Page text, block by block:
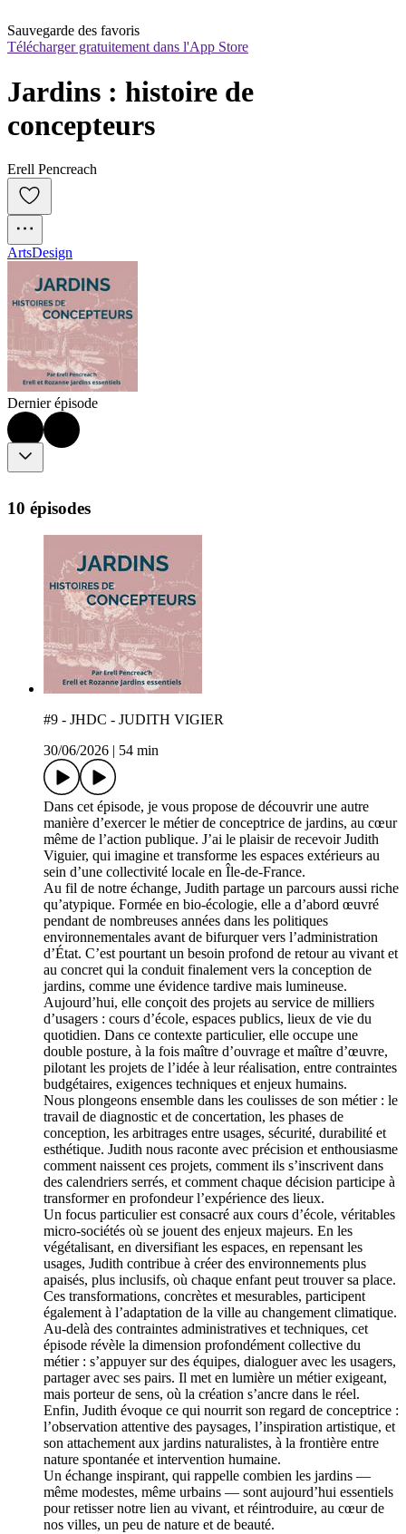
Sauvegarde des favoris
Télécharger gratuitement dans l'App Store
Jardins : histoire de
concepteurs
Erell Pencreach
ArtsDesign
Dernier épisode
10 épisodes
#9 - JHDC - JUDITH VIGIER
30/06/2026
54 min
Dans cet épisode, je vous propose de découvrir une autre
manière d’exercer le métier de conceptrice de jardins, au cœur
même de l’action publique. J’ai le plaisir de recevoir Judith
Viguier, qui imagine et transforme les espaces extérieurs au
sein d’une collectivité locale en Île-de-France.
Au fil de notre échange, Judith partage un parcours aussi riche
qu’atypique. Formée en bio-écologie, elle a d’abord œuvré
pendant de nombreuses années dans les politiques
environnementales avant de bifurquer vers l’administration
d’État. C’est pourtant un besoin profond de retour au vivant et
au concret qui la conduit finalement vers la conception de
jardins, comme une évidence tardive mais lumineuse.
Aujourd’hui, elle conçoit des projets au service de milliers
d’usagers : cours d’école, espaces publics, lieux de vie du
quotidien. Dans ce contexte particulier, elle occupe une
double posture, à la fois maître d’ouvrage et maître d’œuvre,
pilotant les projets de l’idée à leur réalisation, entre contraintes
budgétaires, exigences techniques et enjeux humains.
Nous plongeons ensemble dans les coulisses de son métier : le
travail de diagnostic et de concertation, les phases de
conception, les arbitrages entre usages, sécurité, durabilité et
esthétique. Judith nous raconte avec précision et enthousiasme
comment naissent ces projets, comment ils s’inscrivent dans
des calendriers serrés, et comment chaque décision participe à
transformer en profondeur l’expérience des lieux.
Un focus particulier est consacré aux cours d’école, véritables
micro-sociétés où se jouent des enjeux majeurs. En les
végétalisant, en diversifiant les espaces, en repensant les
usages, Judith contribue à créer des environnements plus
apaisés, plus inclusifs, où chaque enfant peut trouver sa place.
Ces transformations, concrètes et mesurables, participent
également à l’adaptation de la ville au changement climatique.
Au-delà des contraintes administratives et techniques, cet
épisode révèle la dimension profondément collective du
métier : s’appuyer sur des équipes, dialoguer avec les usagers,
partager avec ses pairs. Il met en lumière un métier exigeant,
mais porteur de sens, où la création s’ancre dans le réel.
Enfin, Judith évoque ce qui nourrit son regard de conceptrice :
l’observation attentive des paysages, l’inspiration artistique, et
son attachement aux jardins naturalistes, à la frontière entre
nature spontanée et intervention humaine.
Un échange inspirant, qui rappelle combien les jardins —
même modestes, même urbains — sont aujourd’hui essentiels
pour retisser notre lien au vivant, et réintroduire, au cœur de
nos villes, un peu de nature et de beauté.